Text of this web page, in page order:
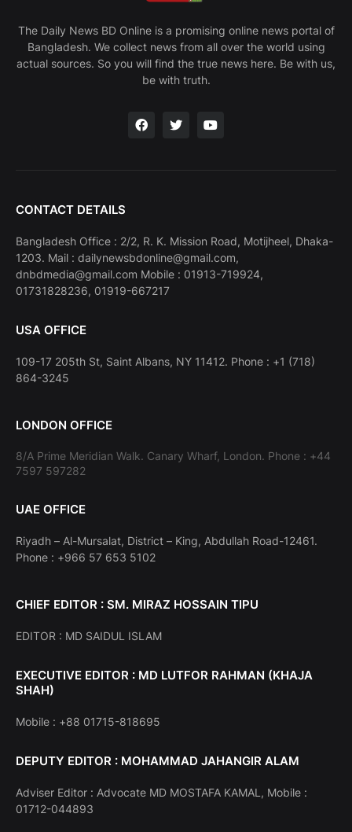
The Daily News BD Online is a promising online news portal of
Bangladesh. We collect news from all over the world using
actual sources. So you will find the true news here. Be with us,
be with truth.
CONTACT DETAILS
Bangladesh Office : 2/2, R. K. Mission Road, Motijheel, Dhaka-
1203. Mail : dailynewsbdonline@gmail.com,
dnbdmedia@gmail.com Mobile : 01913-719924,
01731828236, 01919-667217
USA OFFICE
109-17 205th St, Saint Albans, NY 11412. Phone : +1 (718)
864-3245
LONDON OFFICE
8/A Prime Meridian Walk. Canary Wharf, London. Phone : +44
7597 597282
UAE OFFICE
Riyadh – Al-Mursalat, District – King, Abdullah Road-12461.
Phone : +966 57 653 5102
CHIEF EDITOR : SM. MIRAZ HOSSAIN TIPU
EDITOR : MD SAIDUL ISLAM
EXECUTIVE EDITOR : MD LUTFOR RAHMAN (KHAJA
SHAH)
Mobile : +88 01715-818695
DEPUTY EDITOR : MOHAMMAD JAHANGIR ALAM
Adviser Editor : Advocate MD MOSTAFA KAMAL, Mobile :
01712-044893